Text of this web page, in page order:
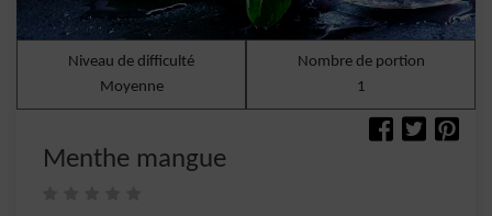
Niveau de difficulté
Moyenne
Nombre de portion
1
Menthe mangue